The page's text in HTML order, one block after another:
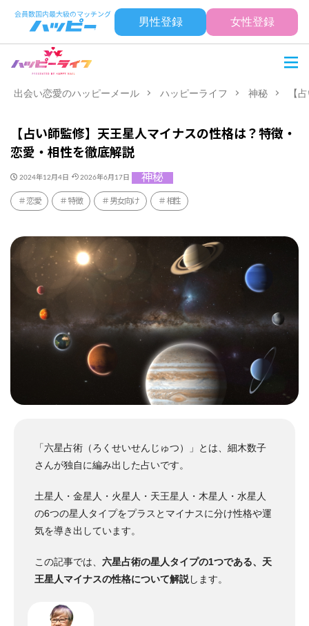
男性登録 女性登録
出会い恋愛のハッピーメール ハッピーライフ 神秘 【
【占い師監修】天王星人マイナスの性格は？特徴・
恋愛・相性を徹底解説
2024年12月4日 2026年6月17日 神秘
恋愛 特徴 男女向け 相性
「六星占術（ろくせいせんじゅつ）」とは、細木数子
さんが独自に編み出した占いです。
土星人・金星人・火星人・天王星人・木星人・水星人
の6つの星人タイプをプラスとマイナスに分け性格や運
気を導き出しています。
この記事では、 六星占術の星人タイプの1つである、天
王星人マイナスの性格について解説します。